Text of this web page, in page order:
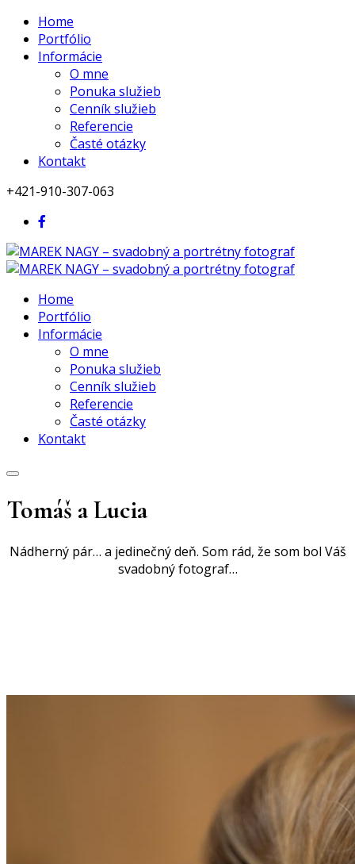
Home
Portfólio
Informácie
O mne
Ponuka služieb
Cenník služieb
Referencie
Časté otázky
Kontakt
+421-910-307-063
Home
Portfólio
Informácie
O mne
Ponuka služieb
Cenník služieb
Referencie
Časté otázky
Kontakt
Tomáš a Lucia
Nádherný pár… a jedinečný deň. Som rád, že som bol Váš
svadobný fotograf…